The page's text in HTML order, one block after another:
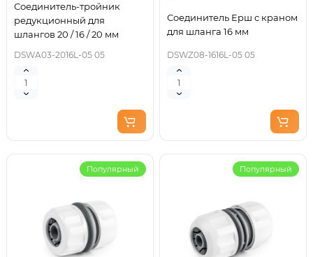
Соединитель-тройник
редукционный для
шлангов 20 / 16 / 20 мм
DSWA03-2016L-05 05
Соединитель Ерш с краном
для шланга 16 мм
DSWZ08-1616L-05 05
Популярный Популярный